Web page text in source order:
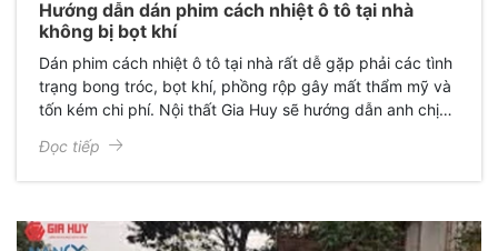
Hướng dẫn dán phim cách nhiệt ô tô tại nhà
không bị bọt khí
Dán phim cách nhiệt ô tô tại nhà rất dễ gặp phải các tình
trạng bong tróc, bọt khí, phồng rộp gây mất thẩm mỹ và
tốn kém chi phí. Nội thất Gia Huy sẽ hướng dẫn anh chị
Đọc tiếp